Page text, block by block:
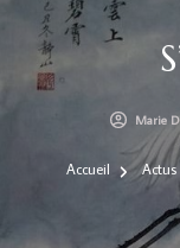
Marie
Accueil Actus